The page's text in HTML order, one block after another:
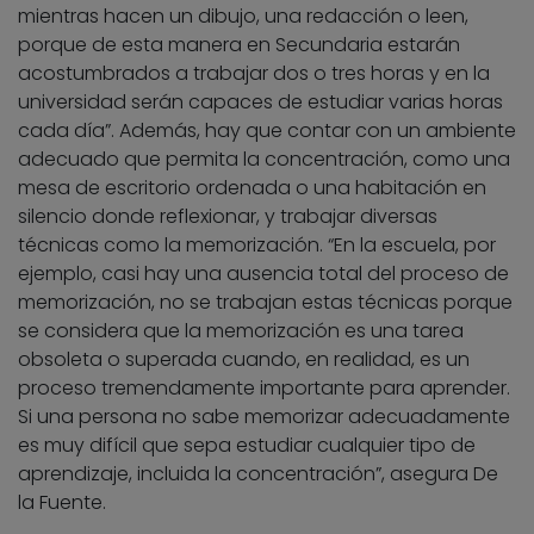
mientras hacen un dibujo, una redacción o leen,
porque de esta manera en Secundaria estarán
acostumbrados a trabajar dos o tres horas y en la
universidad serán capaces de estudiar varias horas
cada día”. Además, hay que contar con un ambiente
adecuado que permita la concentración, como una
mesa de escritorio ordenada o una habitación en
silencio donde reflexionar, y trabajar diversas
técnicas como la memorización. “En la escuela, por
ejemplo, casi hay una ausencia total del proceso de
memorización, no se trabajan estas técnicas porque
se considera que la memorización es una tarea
obsoleta o superada cuando, en realidad, es un
proceso tremendamente importante para aprender.
Si una persona no sabe memorizar adecuadamente
es muy difícil que sepa estudiar cualquier tipo de
aprendizaje, incluida la concentración”, asegura De
la Fuente.